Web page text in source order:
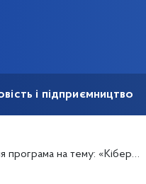
і підприємництво
та виклики для українських компаній, зокрема стосовно вступу в силу нового законодавства ЄС»